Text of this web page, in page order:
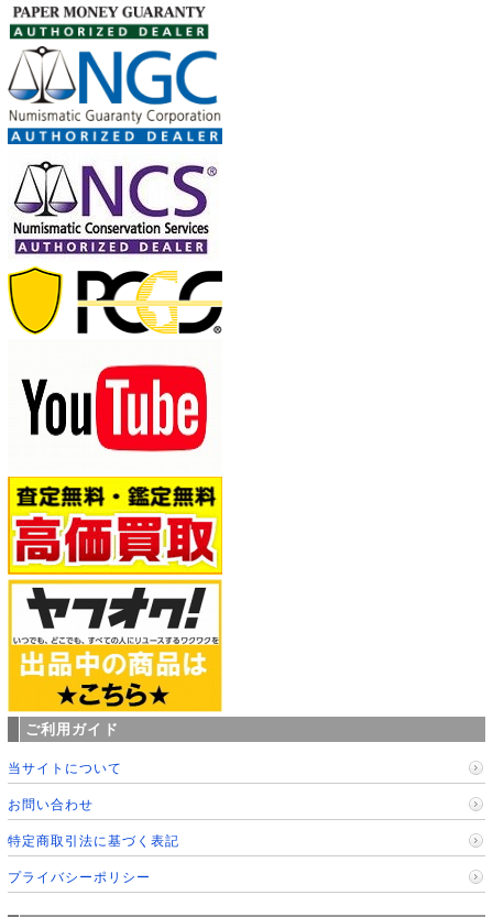
ご利用ガイド
当サイトについて
お問い合わせ
特定商取引法に基づく表記
プライバシーポリシー